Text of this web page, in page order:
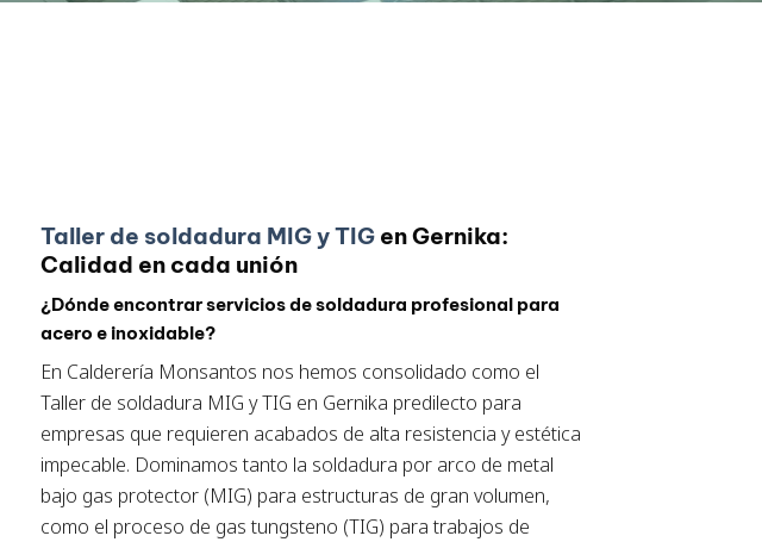
Taller de soldadura MIG y TIG en Gernika:
Calidad en cada unión
¿Dónde encontrar servicios de soldadura profesional para
acero e inoxidable?
En Calderería Monsantos nos hemos consolidado como el
Taller de soldadura MIG y TIG en Gernika predilecto para
empresas que requieren acabados de alta resistencia y estética
impecable. Dominamos tanto la soldadura por arco de metal
bajo gas protector (MIG) para estructuras de gran volumen,
como el proceso de gas tungsteno (TIG) para trabajos de